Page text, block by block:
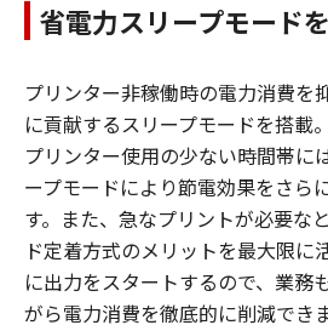
省電力スリープモード
プリンター非稼働時の電力消費を
に貢献するスリープモードを搭載
プリンター使用の少ない時間帯に
ープモードにより節電効果をさら
す。また、急なプリントが必要な
ド定着方式のメリットを最大限に
に出力をスタートするので、業務
がら電力消費を徹底的に削減できま